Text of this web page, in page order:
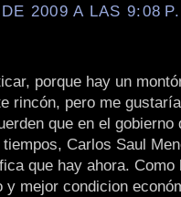
2009 A LAS 9:08
porque hay un
rincón, pero me
que en el gobierno
Carlos Saul
que hay ahora. Como
y mejor condicion